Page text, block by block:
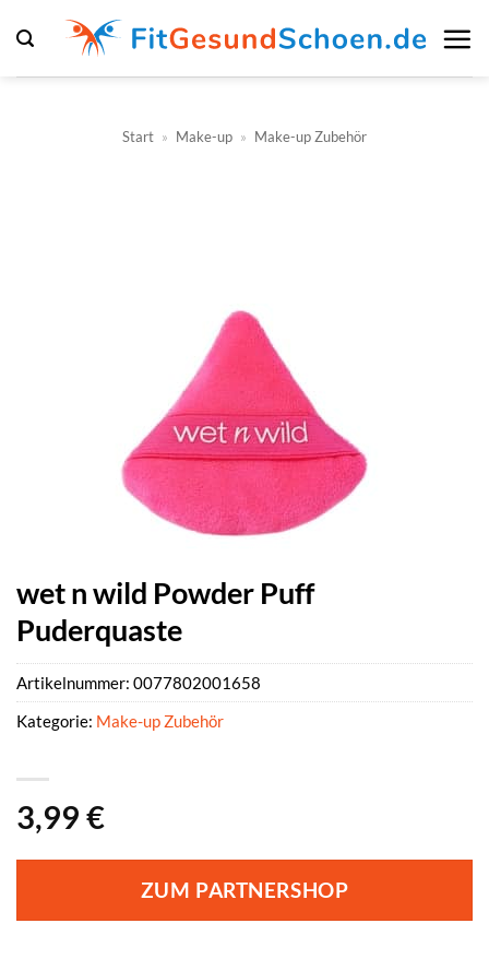
Inhalt
springen
Start » Make-up » Make-up Zubehör
wet n wild Powder Puff
Puderquaste
3,99 €
ZUM PARTNERSHOP
Artikelnummer: 0077802001658
Kategorie: Make-up Zubehör